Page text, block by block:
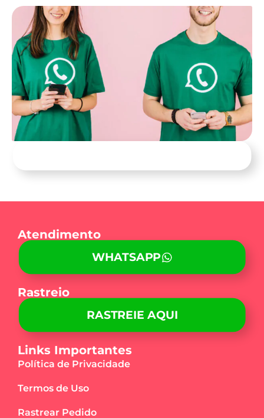
Atendimento
WHATSAPP
Rastreio
RASTREIE AQUI
Links Importantes
Política de Privacidade
Termos de Uso
Rastrear Pedido